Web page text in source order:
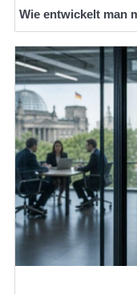
Wie entwickelt man